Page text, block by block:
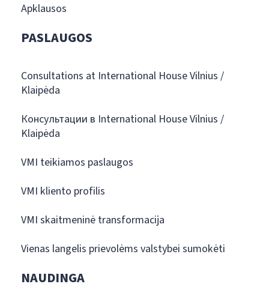
Apklausos
PASLAUGOS
Consultations at International House Vilnius /
Klaipėda
Консультации в International House Vilnius /
Klaipėda
VMI teikiamos paslaugos
VMI kliento profilis
VMI skaitmeninė transformacija
Vienas langelis prievolėms valstybei sumokėti
NAUDINGA